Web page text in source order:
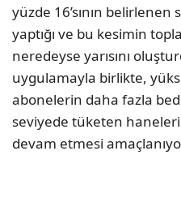
yüzde 16’sının belirlenen
yaptığı ve bu kesimin
neredeyse yarısını
uygulamayla birlikte,
abonelerin daha fazla
seviyede tüketen
devam etmesi